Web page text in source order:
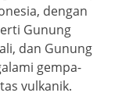
dengan
Gunung
dan Gunung
gempa-
vulkanik.